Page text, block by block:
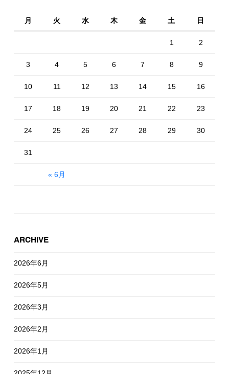
月 火 水 木 金 土 日
« 6月
1 2
3 4 5 6 7 8 9
10 11 12 13 14 15 16
17 18 19 20 21 22 23
24 25 26 27 28 29 30
31
ARCHIVE
2026年6月
2026年5月
2026年3月
2026年2月
2026年1月